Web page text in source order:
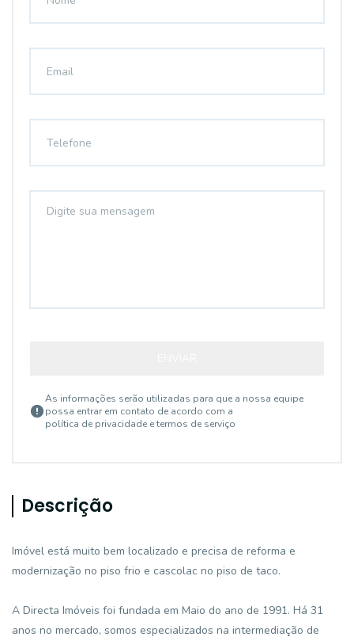
As informações serão utilizadas para que a nossa equipe
possa entrar em contato de acordo com a
política de privacidade e termos de serviço
Descrição
Imóvel está muito bem localizado e precisa de reforma e
modernização no piso frio e cascolac no piso de taco.
A Directa Imóveis foi fundada em Maio do ano de 1991. Há 31
anos no mercado, somos especializados na intermediação de